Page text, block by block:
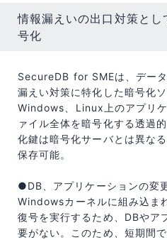
情報漏えいの出口対策と
号化
SecureDB for SMEは、デー
漏えい対策に特化した暗号化ソ
Windows、Linux上のアプリ
ァイル全体を暗号化する透過
化鍵は暗号化サーバとは異な
保存可能。
●DB、アプリケーションの変
Windowsカーネルに組み込ま
復号を実行するため、DBやア
要がない。このため、短期間